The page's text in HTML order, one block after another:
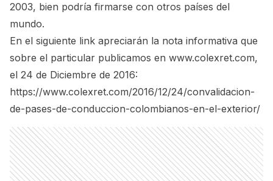
2003, bien podría firmarse con otros países del
mundo.
En el siguiente link apreciarán la nota informativa que
sobre el particular publicamos en www.colexret.com,
el 24 de Diciembre de 2016:
https://www.colexret.com/2016/12/24/convalidacion-
de-pases-de-conduccion-colombianos-en-el-exterior/